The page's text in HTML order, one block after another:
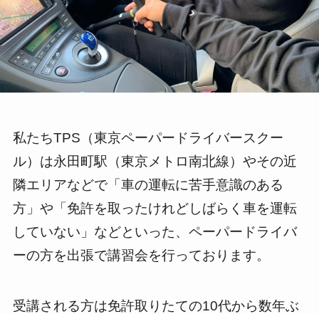
私たちTPS（東京ペーパードライバースクー
ル）は永田町駅（東京メトロ南北線）やその近
隣エリアなどで「車の運転に苦手意識のある
方」や「免許を取ったけれどしばらく車を運転
していない」などといった、ペーパードライバ
ーの方を出張で講習会を行っております。
受講される方は免許取りたての10代から数年ぶ